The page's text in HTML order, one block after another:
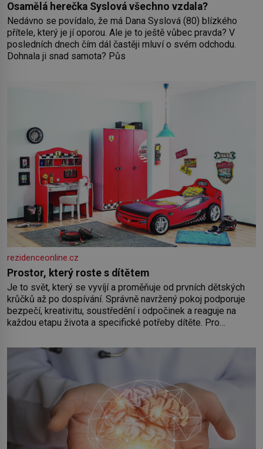
Osamělá herečka Syslová všechno vzdala?
Nedávno se povídalo, že má Dana Syslová (80) blízkého
přítele, který je jí oporou. Ale je to ještě vůbec pravda? V
posledních dnech čím dál častěji mluví o svém odchodu.
Dohnala ji snad samota? Půs
rezidenceonline.cz
Prostor, který roste s dítětem
Je to svět, který se vyvíjí a proměňuje od prvních dětských
krůčků až po dospívání. Správně navržený pokoj podporuje
bezpečí, kreativitu, soustředění i odpočinek a reaguje na
každou etapu života a specifické potřeby dítěte. Pro
by pokoj miminka měl působit především klidně a útulně.
Předškolní věk je